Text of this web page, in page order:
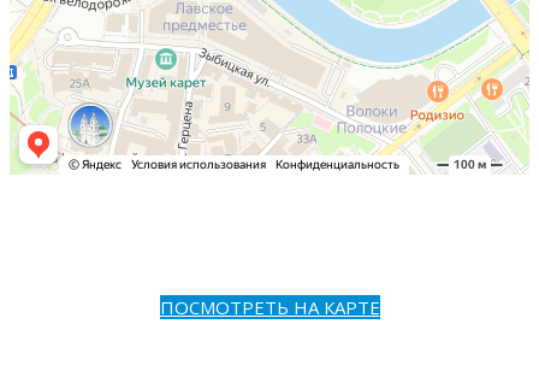
ПОСМОТРЕТЬ НА КАРТЕ